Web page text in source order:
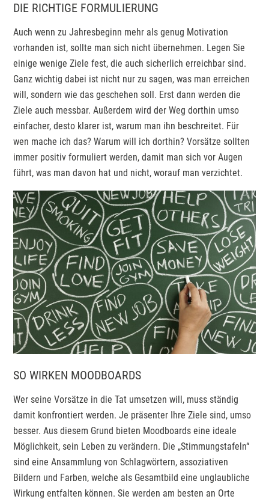
DIE RICHTIGE FORMULIERUNG
Auch wenn zu Jahresbeginn mehr als genug Motivation
vorhanden ist, sollte man sich nicht übernehmen. Legen Sie
einige wenige Ziele fest, die auch sicherlich erreichbar sind.
Ganz wichtig dabei ist nicht nur zu sagen, was man erreichen
will, sondern wie das geschehen soll. Erst dann werden die
Ziele auch messbar. Außerdem wird der Weg dorthin umso
einfacher, desto klarer ist, warum man ihn beschreitet. Für
wen mache ich das? Warum will ich dorthin? Vorsätze sollten
immer positiv formuliert werden, damit man sich vor Augen
führt, was man davon hat und nicht, worauf man verzichtet.
SO WIRKEN MOODBOARDS
Wer seine Vorsätze in die Tat umsetzen will, muss ständig
damit konfrontiert werden. Je präsenter Ihre Ziele sind, umso
besser. Aus diesem Grund bieten Moodboards eine ideale
Möglichkeit, sein Leben zu verändern. Die „Stimmungstafeln“
sind eine Ansammlung von Schlagwörtern, assoziativen
Bildern und Farben, welche als Gesamtbild eine unglaubliche
Wirkung entfalten können. Sie werden am besten an Orte